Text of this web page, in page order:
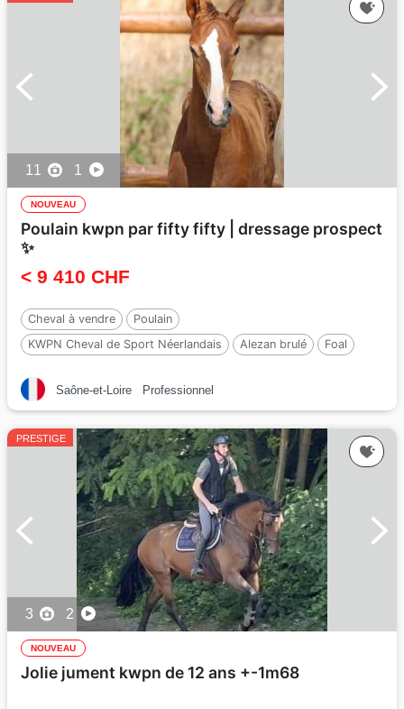
11 1
NOUVEAU
Poulain kwpn par fifty fifty | dressage prospect
✨️
< 9 410 CHF
Cheval à vendre
Poulain
KWPN Cheval de Sport Néerlandais
Alezan brulé
Foal
Saône-et-Loire
Professionnel
PRESTIGE
3 2
NOUVEAU
Jolie jument kwpn de 12 ans +-1m68